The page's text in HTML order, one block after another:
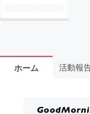
ホーム 活動報